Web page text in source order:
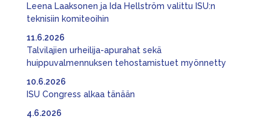
Leena Laaksonen ja Ida Hellström valittu ISU:n
teknisiin komiteoihin
Talvilajien urheilija-apurahat sekä
huippuvalmennuksen tehostamistuet myönnetty
11.6.2026
ISU Congress alkaa tänään
10.6.2026
4.6.2026